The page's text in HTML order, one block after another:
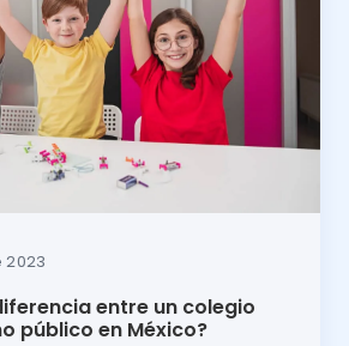
2023
entre un colegio
público en México?